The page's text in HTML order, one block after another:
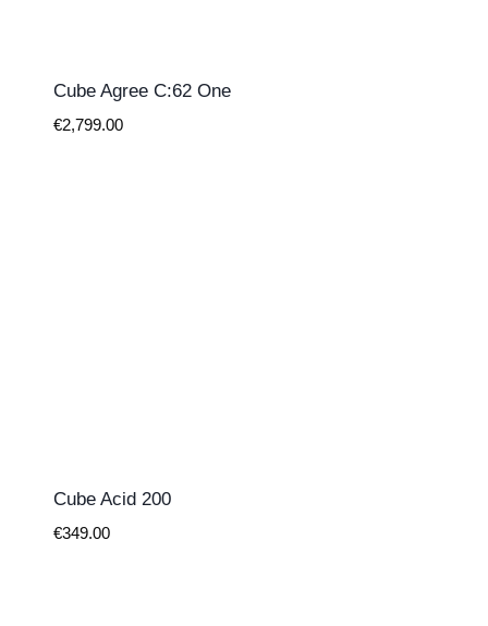
Cube Agree C:62 One
€2,799.00
Cube Acid 200
€349.00